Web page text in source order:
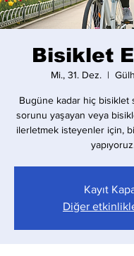
Bisiklet
Mi., 31. Dez.
  |
Bugüne kadar hiç bisiklet
sorunu yaşayan veya
ilerletmek isteyenler için,
yapıyoruz.
Kayıt
Diğer